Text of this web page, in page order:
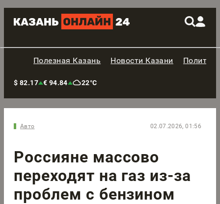
Полезная Казань Новости Казани
$ 82.17 € 94.84 22°C
Авто 02.07.2026, 01:56
Россияне массово
переходят на газ из-за
проблем с бензином